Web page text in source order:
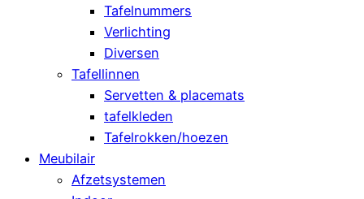
Tafelnummers
Verlichting
Diversen
Tafellinnen
Servetten & placemats
tafelkleden
Tafelrokken/hoezen
Meubilair
Afzetsystemen